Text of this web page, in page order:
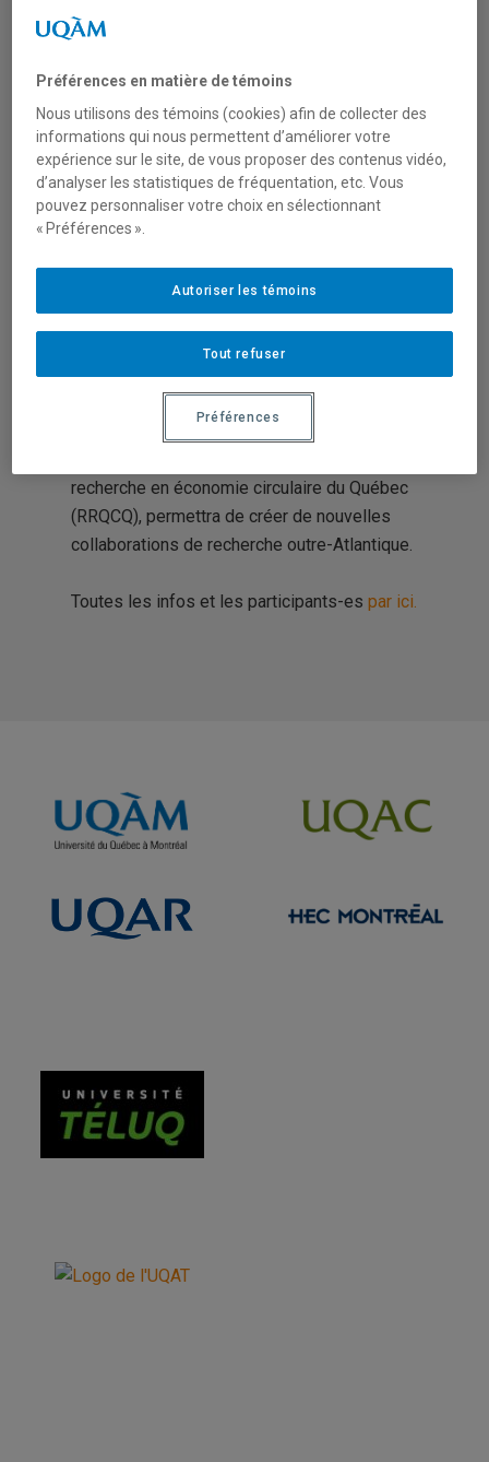
Séminaire de recherche Québec – France
transition vers une économie circulaire
forte ».
Quand ? le28 mars 2023, de 9h à 12h, en
recherche en économie circulaire du Québec
(RRQCQ), permettra de créer de nouvelles
collaborations de recherche outre-Atlantique.
Toutes les infos et les participants-es par ici.
Préférences en matière de témoins
Nous utilisons des témoins (cookies) afin de collecter des
informations qui nous permettent d’améliorer votre
expérience sur le site, de vous proposer des contenus vidéo,
d’analyser les statistiques de fréquentation, etc. Vous
pouvez personnaliser votre choix en sélectionnant
« Préférences ».
Tout refuser
Autoriser les témoins
Préférences